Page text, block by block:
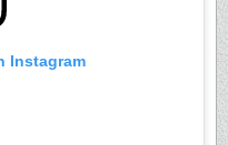
Instagram